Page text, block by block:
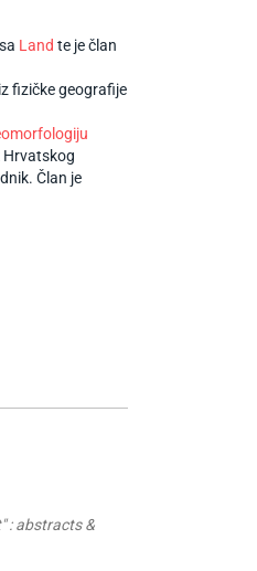
Land te je član
fizičke geografije
Hrvatskog
Član je
: abstracts &